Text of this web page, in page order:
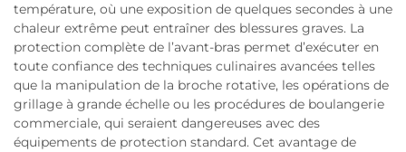
température, où une exposition de quelques secondes à une
chaleur extrême peut entraîner des blessures graves. La
protection complète de l’avant-bras permet d’exécuter en
toute confiance des techniques culinaires avancées telles
que la manipulation de la broche rotative, les opérations de
grillage à grande échelle ou les procédures de boulangerie
commerciale, qui seraient dangereuses avec des
équipements de protection standard. Cet avantage de